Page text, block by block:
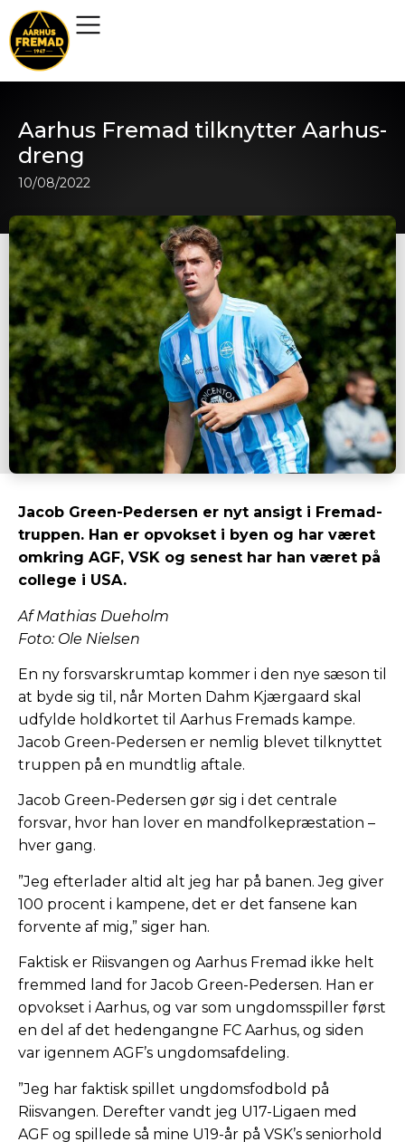
Aarhus Fremad tilknytter Aarhus-
dreng
10/08/2022
Jacob Green-Pedersen er nyt ansigt i Fremad-
truppen. Han er opvokset i byen og har været
omkring AGF, VSK og senest har han været på
college i USA.
Af Mathias Dueholm
Foto: Ole Nielsen
En ny forsvarskrumtap kommer i den nye sæson til
at byde sig til, når Morten Dahm Kjærgaard skal
udfylde holdkortet til Aarhus Fremads kampe.
Jacob Green-Pedersen er nemlig blevet tilknyttet
truppen på en mundtlig aftale.
Jacob Green-Pedersen gør sig i det centrale
forsvar, hvor han lover en mandfolkepræstation –
hver gang.
”Jeg efterlader altid alt jeg har på banen. Jeg giver
100 procent i kampene, det er det fansene kan
forvente af mig,” siger han.
Faktisk er Riisvangen og Aarhus Fremad ikke helt
fremmed land for Jacob Green-Pedersen. Han er
opvokset i Aarhus, og var som ungdomsspiller først
en del af det hedengangne FC Aarhus, og siden
var igennem AGF’s ungdomsafdeling.
”Jeg har faktisk spillet ungdomsfodbold på
Riisvangen. Derefter vandt jeg U17-Ligaen med
AGF og spillede så mine U19-år på VSK’s seniorhold